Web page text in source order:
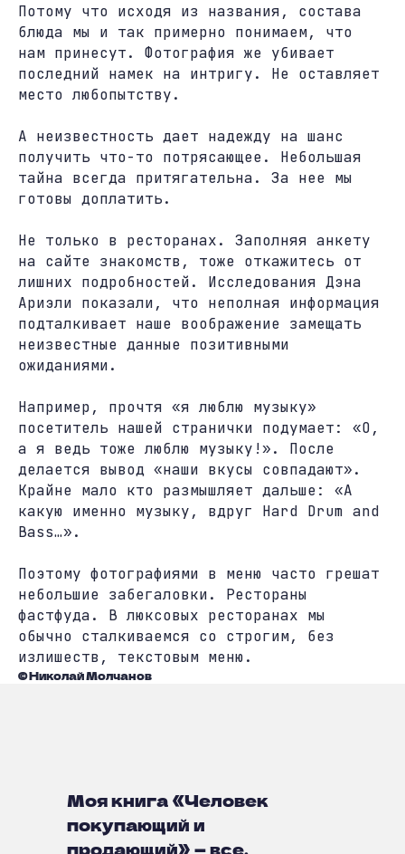
Потому что исходя из названия, состава
блюда мы и так примерно понимаем, что
нам принесут. Фотография же убивает
последний намек на интригу. Не оставляет
место любопытству.
А неизвестность дает надежду на шанс
получить что-то потрясающее. Небольшая
тайна всегда притягательна. За нее мы
готовы доплатить.
Не только в ресторанах. Заполняя анкету
на сайте знакомств, тоже откажитесь от
лишних подробностей. Исследования Дэна
Ариэли показали, что неполная информация
подталкивает наше воображение замещать
неизвестные данные позитивными
ожиданиями.
Например, прочтя «я люблю музыку»
посетитель нашей странички подумает: «О,
а я ведь тоже люблю музыку!». После
делается вывод «наши вкусы совпадают».
Крайне мало кто размышляет дальше: «А
какую именно музыку, вдруг Hard Drum and
Bass…».
Поэтому фотографиями в меню часто грешат
небольшие забегаловки. Рестораны
фастфуда. В люксовых ресторанах мы
обычно сталкиваемся со строгим, без
излишеств, текстовым меню.
© Николай Молчанов
Моя книга «Человек
покупающий и
продающий» — все,